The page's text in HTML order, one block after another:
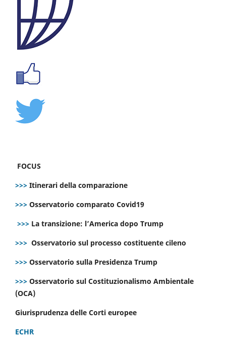
FOCUS
>>> Itinerari della comparazione
>>> Osservatorio comparato Covid19
>>> La transizione: l’America dopo Trump
>>> Osservatorio sul processo costituente cileno
>>> Osservatorio sulla Presidenza Trump
>>> Osservatorio sul Costituzionalismo Ambientale
(OCA)
Giurisprudenza delle Corti europee
ECHR